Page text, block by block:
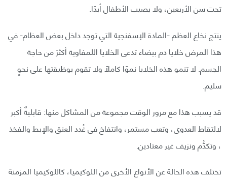
تحت سن الأربعين، ولا يصيب الأطفال أبدًا.
ينتج نخاع العظم -المادة الإسفنجية التي توجد داخل بعض العظام- في
هذا المرض خلايا دم بيضاء تدعى الخلايا اللمفاوية أكثرَ من حاجة
الجسم. لا تنمو هذه الخلايا نموًا كاملًا ولا تقوم بوظيقتها على نحوٍ
سليم.
قد يسبب هذا مع مرور الوقت مجموعة من المشاكل منها: قابليةٌ أكبر
لالتقاط العدوى، وتعب مستمر، وانتفاخ في غُدد العنق والإبط والفخذ
، وتكدُّم ونزيف غير معتادين.
تختلف هذه الحالة عن الأنواع الأخرى من اللوكيميا، كاللوكيميا المزمنة